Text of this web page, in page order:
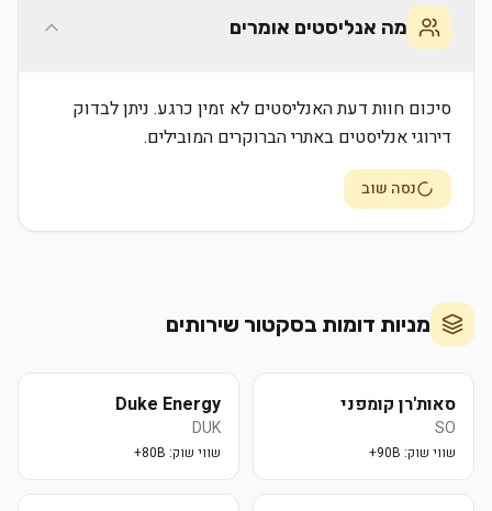
מה אנליסטים אומרים
סיכום חוות דעת האנליסטים לא זמין כרגע. ניתן לבדוק
דירוגי אנליסטים באתרי הברוקרים המובילים.
נסה שוב
מניות דומות בסקטור שירותים
סאות'רן קומפני
SO
שווי שוק: 90B+
Duke Energy
DUK
שווי שוק: 80B+